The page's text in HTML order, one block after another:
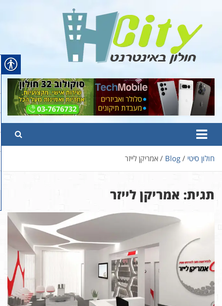
content
Hcity – חולון באינטרנט
פורטל החדשות והמידע של חולון
חולון סיטי Blog אמריקן לייזר
תגית: אמריקן לייזר